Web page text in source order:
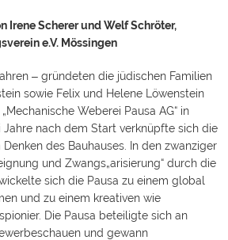
Irene Scherer und Welf Schröter,
e.V. Mössingen
‒ gründeten die jüdischen Familien
sowie Felix und Helene Löwenstein
Weberei Pausa AG“ in
Jahre nach dem Start verknüpfte sich die
Denken des Bauhauses. In den zwanziger
und Zwangs„arisierung“ durch die
sich die Pausa zu einem global
und zu einem kreativen wie
Die Pausa beteiligte sich an
und gewann